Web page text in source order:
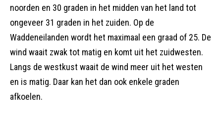
noorden en 30 graden in het midden van het land tot
ongeveer 31 graden in het zuiden. Op de
Waddeneilanden wordt het maximaal een graad of 25. De
wind waait zwak tot matig en komt uit het zuidwesten.
Langs de westkust waait de wind meer uit het westen
en is matig. Daar kan het dan ook enkele graden
afkoelen.